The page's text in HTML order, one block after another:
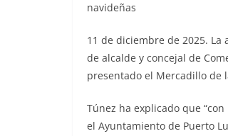
navideñas
11 de diciembre de 2025.
de alcalde y concejal de
presentado el Mercadillo de
Túnez ha explicado que
el Ayuntamiento de Puerto